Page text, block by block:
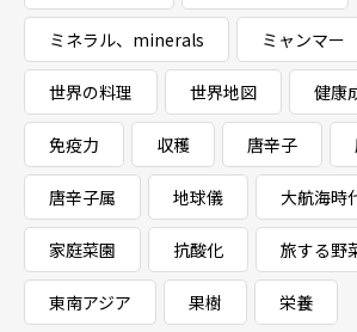
ミネラル、minerals ミャンマー
世界の料理 世界地図 健康
免疫力 収穫 唐辛子
唐辛子属 地球儀 大航海時
家庭菜園 抗酸化 旅する野
東南アジア 果樹 栄養